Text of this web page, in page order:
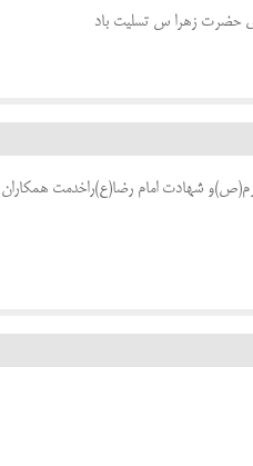
حضرت زهرا س تسلیت باد
شهادت امام رضا(ع)راخدمت